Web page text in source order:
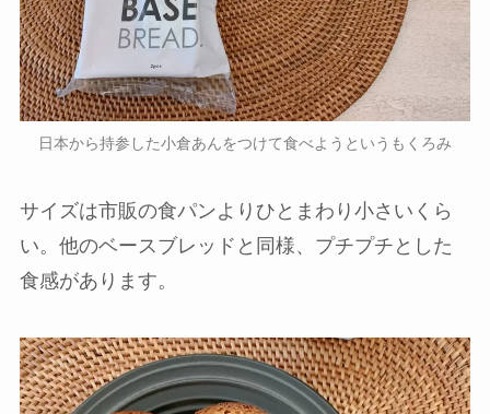
日本から持参した小倉あんをつけて食べようというもくろみ
サイズは市販の食パンよりひとまわり小さいくら
い。他のベースブレッドと同様、プチプチとした
食感があります。